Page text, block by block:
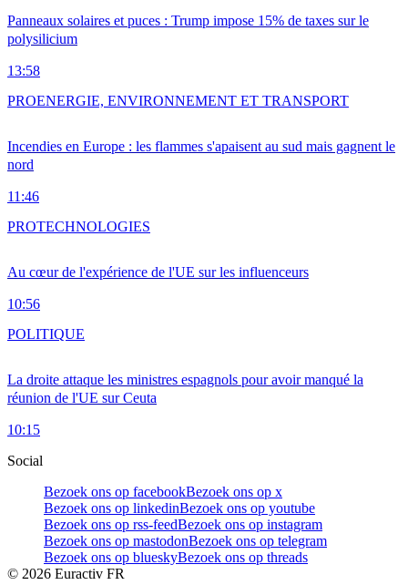
Panneaux solaires et puces : Trump impose 15% de taxes sur le
polysilicium
13:58
Incendies en Europe : les flammes s'apaisent au sud mais gagnent le
nord
11:46
PROENERGIE, ENVIRONNEMENT ET TRANSPORT
Au cœur de l'expérience de l'UE sur les influenceurs
10:56
PROTECHNOLOGIES
La droite attaque les ministres espagnols pour avoir manqué la
réunion de l'UE sur Ceuta
10:15
POLITIQUE
Social
Bezoek ons op facebookBezoek ons op x
Bezoek ons op linkedinBezoek ons op youtube
Bezoek ons op rss-feedBezoek ons op instagram
Bezoek ons op mastodonBezoek ons op telegram
Bezoek ons op blueskyBezoek ons op threads
© 2026 Euractiv FR